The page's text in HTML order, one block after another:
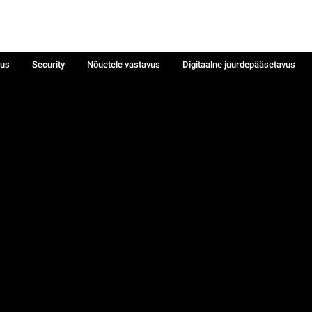
Security Nõuetele vastavus
Digitaalne juurdepääsetavus